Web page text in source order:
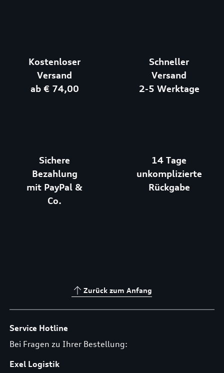
Kostenloser
Versand
ab € 74,00
Schneller
Versand
2-5 Werktage
Sichere
Bezahlung
mit PayPal &
Co.
14 Tage
unkomplizierte
Rückgabe
Zurück zum Anfang
Service Hotline
Bei Fragen zu Ihrer Bestellung:
Exel Logistik